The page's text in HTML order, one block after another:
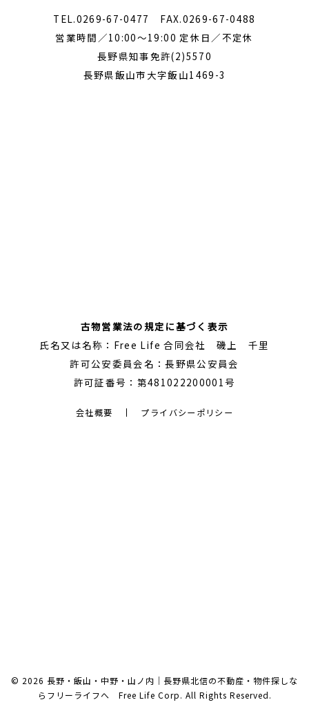
TEL.0269-67-0477 FAX.0269-67-0488
営業時間／10:00～19:00 定休日／不定休
長野県知事免許(2)5570
長野県飯山市大字飯山1469-3
古物営業法の規定に基づく表示
氏名又は名称：Free Life 合同会社 磯上 千里
許可公安委員会名：長野県公安員会
許可証番号：第481022200001号
会社概要 プライバシーポリシー
© 2026 長野・飯山・中野・山ノ内｜長野県北信の不動産・物件探しな
らフリーライフへ Free Life Corp. All Rights Reserved.